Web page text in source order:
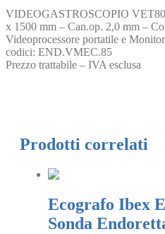
VIDEOGASTROSCOPIO
x 1500 mm – Can.op. 2,0 mm –
Videoprocessore portatile e
codici: END.VMEC.85
Prezzo trattabile – IVA esclusa
Prodotti correlati
Ecografo Ibex
Sonda